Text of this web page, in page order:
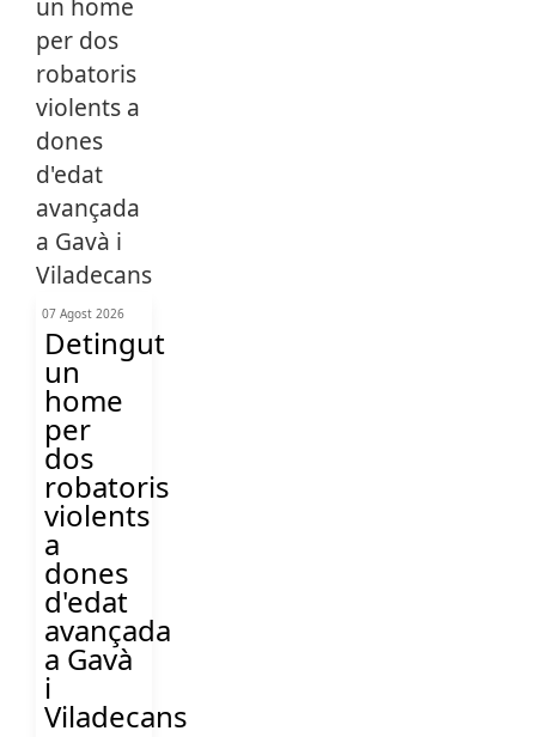
07 Agost 2026
Detingut
un
home
per
dos
robatoris
violents
a
dones
d'edat
avançada
a Gavà
i
Viladecans